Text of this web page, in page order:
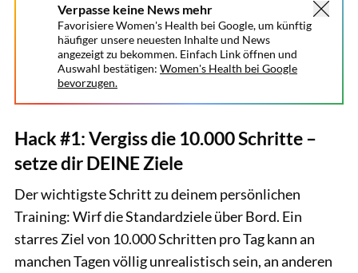
Verpasse keine News mehr
Favorisiere Women's Health bei Google, um künftig
häufiger unsere neuesten Inhalte und News
angezeigt zu bekommen. Einfach Link öffnen und
Auswahl bestätigen: Women's Health bei Google
bevorzugen.
Hack #1: Vergiss die 10.000 Schritte –
setze dir DEINE Ziele
Der wichtigste Schritt zu deinem persönlichen
Training: Wirf die Standardziele über Bord. Ein
starres Ziel von 10.000 Schritten pro Tag kann an
manchen Tagen völlig unrealistisch sein, an anderen